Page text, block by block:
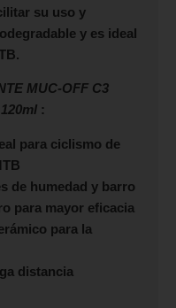
su uso y
y es ideal
MUC-OFF C3
:
para ciclismo de
de humedad y barro
para mayor eficacia
para la
distancia